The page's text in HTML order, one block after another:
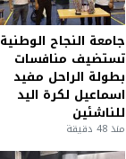
جامعة النجاح الوطنية
تستضيف منافسات
بطولة الراحل مفيد
اسماعيل لكرة اليد
للناشئين
منذ 48 دقيقة